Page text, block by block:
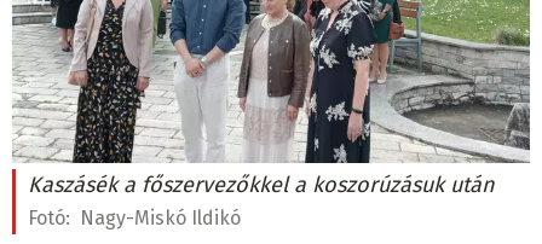
Kaszásék a főszervezőkkel a koszorúzásuk után
Fotó: Nagy-Miskó Ildikó